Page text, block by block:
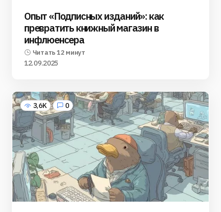
Опыт «Подписных изданий»: как
превратить книжный магазин в
инфлюенсера
Читать 12 минут
12.09.2025
3,6K 0